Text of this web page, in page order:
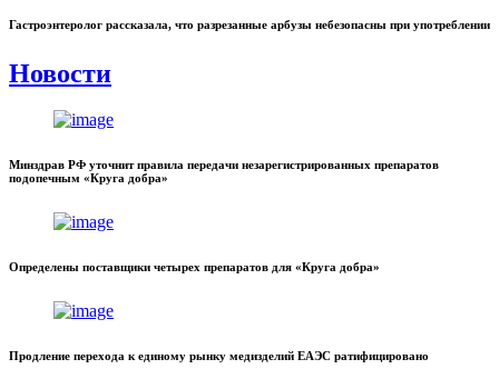
Гастроэнтеролог рассказала, что разрезанные арбузы небезопасны при употреблении
Новости
Минздрав РФ уточнит правила передачи незарегистрированных препаратов
подопечным «Круга добра»
Определены поставщики четырех препаратов для «Круга добра»
Продление перехода к единому рынку медизделий ЕАЭС ратифицировано